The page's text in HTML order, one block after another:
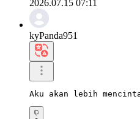
2026.07.15 07:11
kyPanda951
Aku akan lebih